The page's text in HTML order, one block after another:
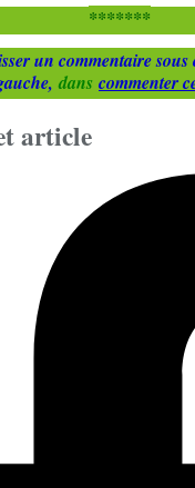
*******
un commentaire
dans commenter
article